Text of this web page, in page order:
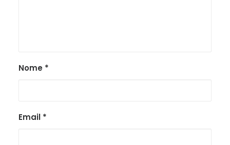
Nome *
Email *